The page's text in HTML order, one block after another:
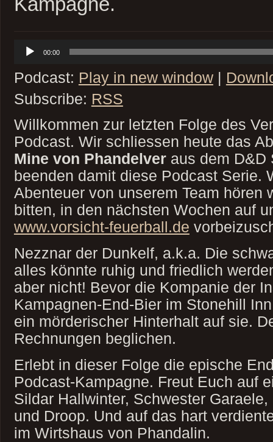
Audio-
Player
00:00
Podcast: Play in new window|
Subscribe: RSS
Willkommen zur letzten Folge des
Podcast. Wir schliessen heute das
Mine von Phandelveraus dem D&D
beenden damit diese Podcast Serie.
Abenteuer von unserem Team hören
bitten, in den nächsten Wochen auf
www.vorsicht-feuerball.de
Nezznar der Dunkelf, a.k.a. Die
alles könnte ruhig und friedlich
aber nicht! Bevor die Kompanie der
Kampagnen-End-Bier im Stonehill
ein mörderischer Hinterhalt auf sie.
Rechnungen beglichen.
Erlebt in dieser Folge die epische
Podcast-Kampagne. Freut Euch auf
Sildar Hallwinter, Schwester
und Droop. Und auf das hart
im Wirtshaus von Phandalin.